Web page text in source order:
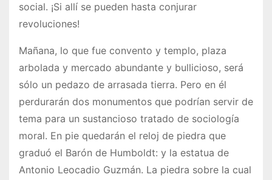
social. ¡Si allí se pueden hasta conjurar
revoluciones!
Mañana, lo que fue convento y templo, plaza
arbolada y mercado abundante y bullicioso, será
sólo un pedazo de arrasada tierra. Pero en él
perdurarán dos monumentos que podrían servir de
tema para un sustancioso tratado de sociología
moral. En pie quedarán el reloj de piedra que
graduó el Barón de Humboldt: y la estatua de
Antonio Leocadio Guzmán. La piedra sobre la cual